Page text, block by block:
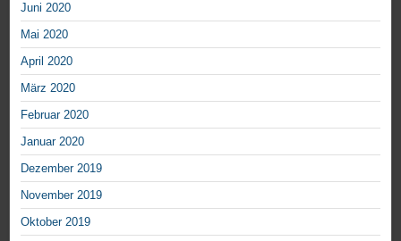
Juni 2020
Mai 2020
April 2020
März 2020
Februar 2020
Januar 2020
Dezember 2019
November 2019
Oktober 2019